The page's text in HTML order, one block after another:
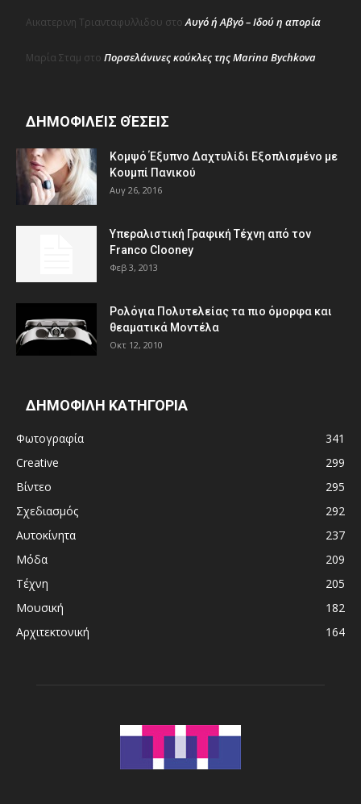
Αικατερινη Τριανταφυλλιδου στοΑυγό ή Αβγό – Ιδού η απορία
Μαρία Σταμ στο Πορσελάνινες κούκλες της Marina Bychkova
ΔΗΜΟΦΙΛΕΊΣ ΘΈΣΕΙΣ
Κομψό Έξυπνο Δαχτυλίδι Εξοπλισμένο με
Κουμπί Πανικού
Αυγ 26, 2016
Υπεραλιστική Γραφική Τέχνη από τον
Franco Clooney
Φεβ 3, 2013
Ρολόγια Πολυτελείας τα πιο όμορφα και
θεαματικά Μοντέλα
Οκτ 12, 2010
ΔΗΜΟΦΙΛΗ ΚΑΤΗΓΟΡΙΑ
Φωτογραφία
341
Creative
299
Βίντεο
295
Σχεδιασμός
292
Αυτοκίνητα
237
Μόδα
209
Τέχνη
205
Μουσική
182
Αρχιτεκτονική
164